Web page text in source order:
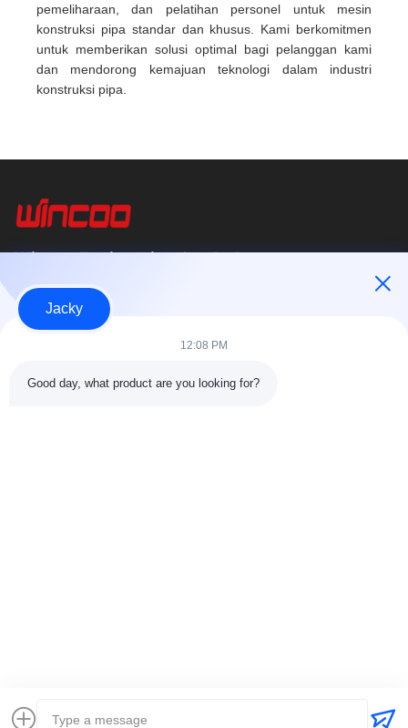
pemeliharaan, dan pelatihan personel untuk mesin
konstruksi pipa standar dan khusus. Kami berkomitmen
untuk memberikan solusi optimal bagi pelanggan kami
dan mendorong kemajuan teknologi dalam industri
konstruksi pipa.
Wincoo Engineering Co., Ltd.
Wincoo Engineering Co., Ltd (WINCOO) berspesialisasi dalam
menyediakan solusi dan peralatan yang disesuaikan untuk klien
dalam fabrikasi pipa,...
Beranda
Produk
Jacky
12:08 PM
Good day, what product are you looking for?